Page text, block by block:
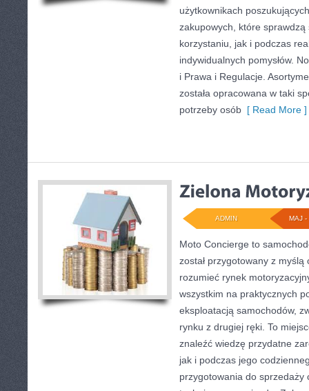
użytkownikach
zakupowych, które
korzystaniu, jak i podczas
indywidualnych pomysłów.
i Prawa i Regulacje.
została opracowana w taki
potrzeby osób [ Read More ]
MAJ -
ADMIN
Moto Concierge to
został przygotowany z
rozumieć rynek
wszystkim na praktycznych
eksploatacją samochodów,
rynku z drugiej ręki. To
znaleźć wiedzę przydatne
jak i podczas jego
przygotowania do sprzedaży